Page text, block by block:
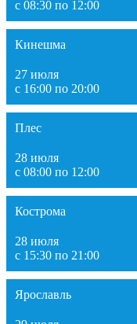
с 08:30 по 12:00
Кинешма
27 июля
с 16:00 по 20:00
Плес
28 июля
с 08:00 по 12:00
Кострома
28 июля
с 15:30 по 21:00
Ярославль